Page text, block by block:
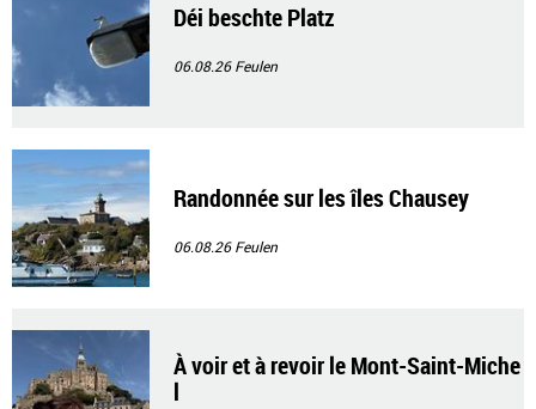
Déi beschte Platz
06.08.26Feulen
Randonnée sur les îles Chausey
06.08.26Feulen
À voir et à revoir le Mont-Saint-Miche
l